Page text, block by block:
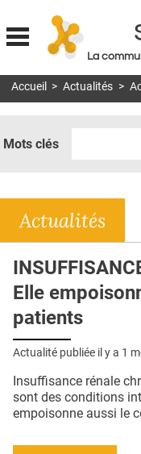
La
MON COMPTE
DOSSIERS
RÉSEAUX
E-REVUE SAD
THÉMA
L'APP
PUBLICITÉ
Accueil > Actualités >
Mots clés
Actualités
Elle
patients
Actualité publiée il y a 1
Insuffisance rénale
sont des conditions
empoisonne aussi le